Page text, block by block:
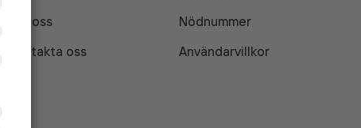
Om oss
Nödnummer
Kontakta oss
Användarvillkor